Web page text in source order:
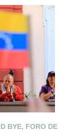
BYE, FORO DE